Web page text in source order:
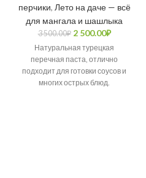
перчики, Лето на даче — всё
для мангала и шашлыка
3 500.00₽ 2 500.00₽
Натуральная турецкая
перечная паста, отлично
подходит для готовки соусов и
многих острых блюд.